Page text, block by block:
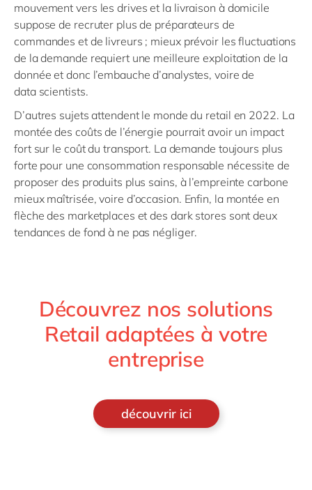
mouvement vers les drives et la livraison à domicile
suppose de recruter plus de préparateurs de
commandes et de livreurs ; mieux prévoir les fluctuations
de la demande requiert une meilleure exploitation de la
donnée et donc l’embauche d’analystes, voire de
data scientists.
D’autres sujets attendent le monde du retail en 2022. La
montée des coûts de l’énergie pourrait avoir un impact
fort sur le coût du transport. La demande toujours plus
forte pour une consommation responsable nécessite de
proposer des produits plus sains, à l’empreinte carbone
mieux maîtrisée, voire d’occasion. Enfin, la montée en
flèche des marketplaces et des darkstores sont deux
tendances de fond à ne pas négliger.
Découvrez nos solutions
Retail adaptées à votre
entreprise
découvrir ici